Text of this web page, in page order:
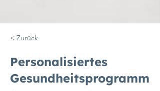
< Zurück
Personalisiertes
Gesundheitsprogramm